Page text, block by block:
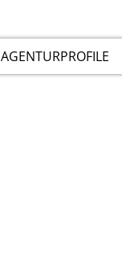
AGENTURPROFILE